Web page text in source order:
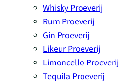
Whisky Proeverij
Rum Proeverij
Gin Proeverij
Likeur Proeverij
Limoncello Proeverij
Tequila Proeverij